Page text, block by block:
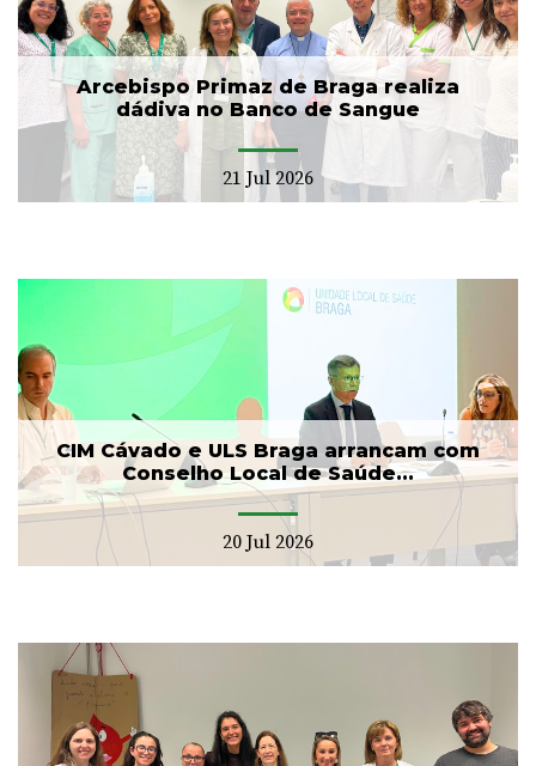
Arcebispo Primaz de Braga realiza
dádiva no Banco de Sangue
21 Jul 2026
CIM Cávado e ULS Braga arrancam com
Conselho Local de Saúde...
20 Jul 2026